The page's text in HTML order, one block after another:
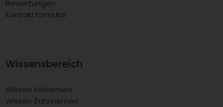
Bewertungen
Kontaktformular
Wissensbereich
Wissen Keilriemen
Wissen Zahnriemen